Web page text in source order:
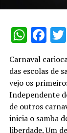
Carnaval
das escolas de
vejo os
Independente
de outros
inicia o samba
liberdade. Um